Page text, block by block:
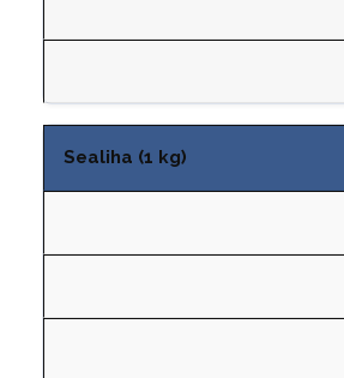
Sealiha (1 kg)